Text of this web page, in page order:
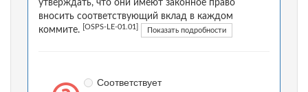
утверждать, что они имеют законное право
вносить соответствующий вклад в каждом
коммите.
[OSPS-LE-01.01] Показать подробности
Соответствует